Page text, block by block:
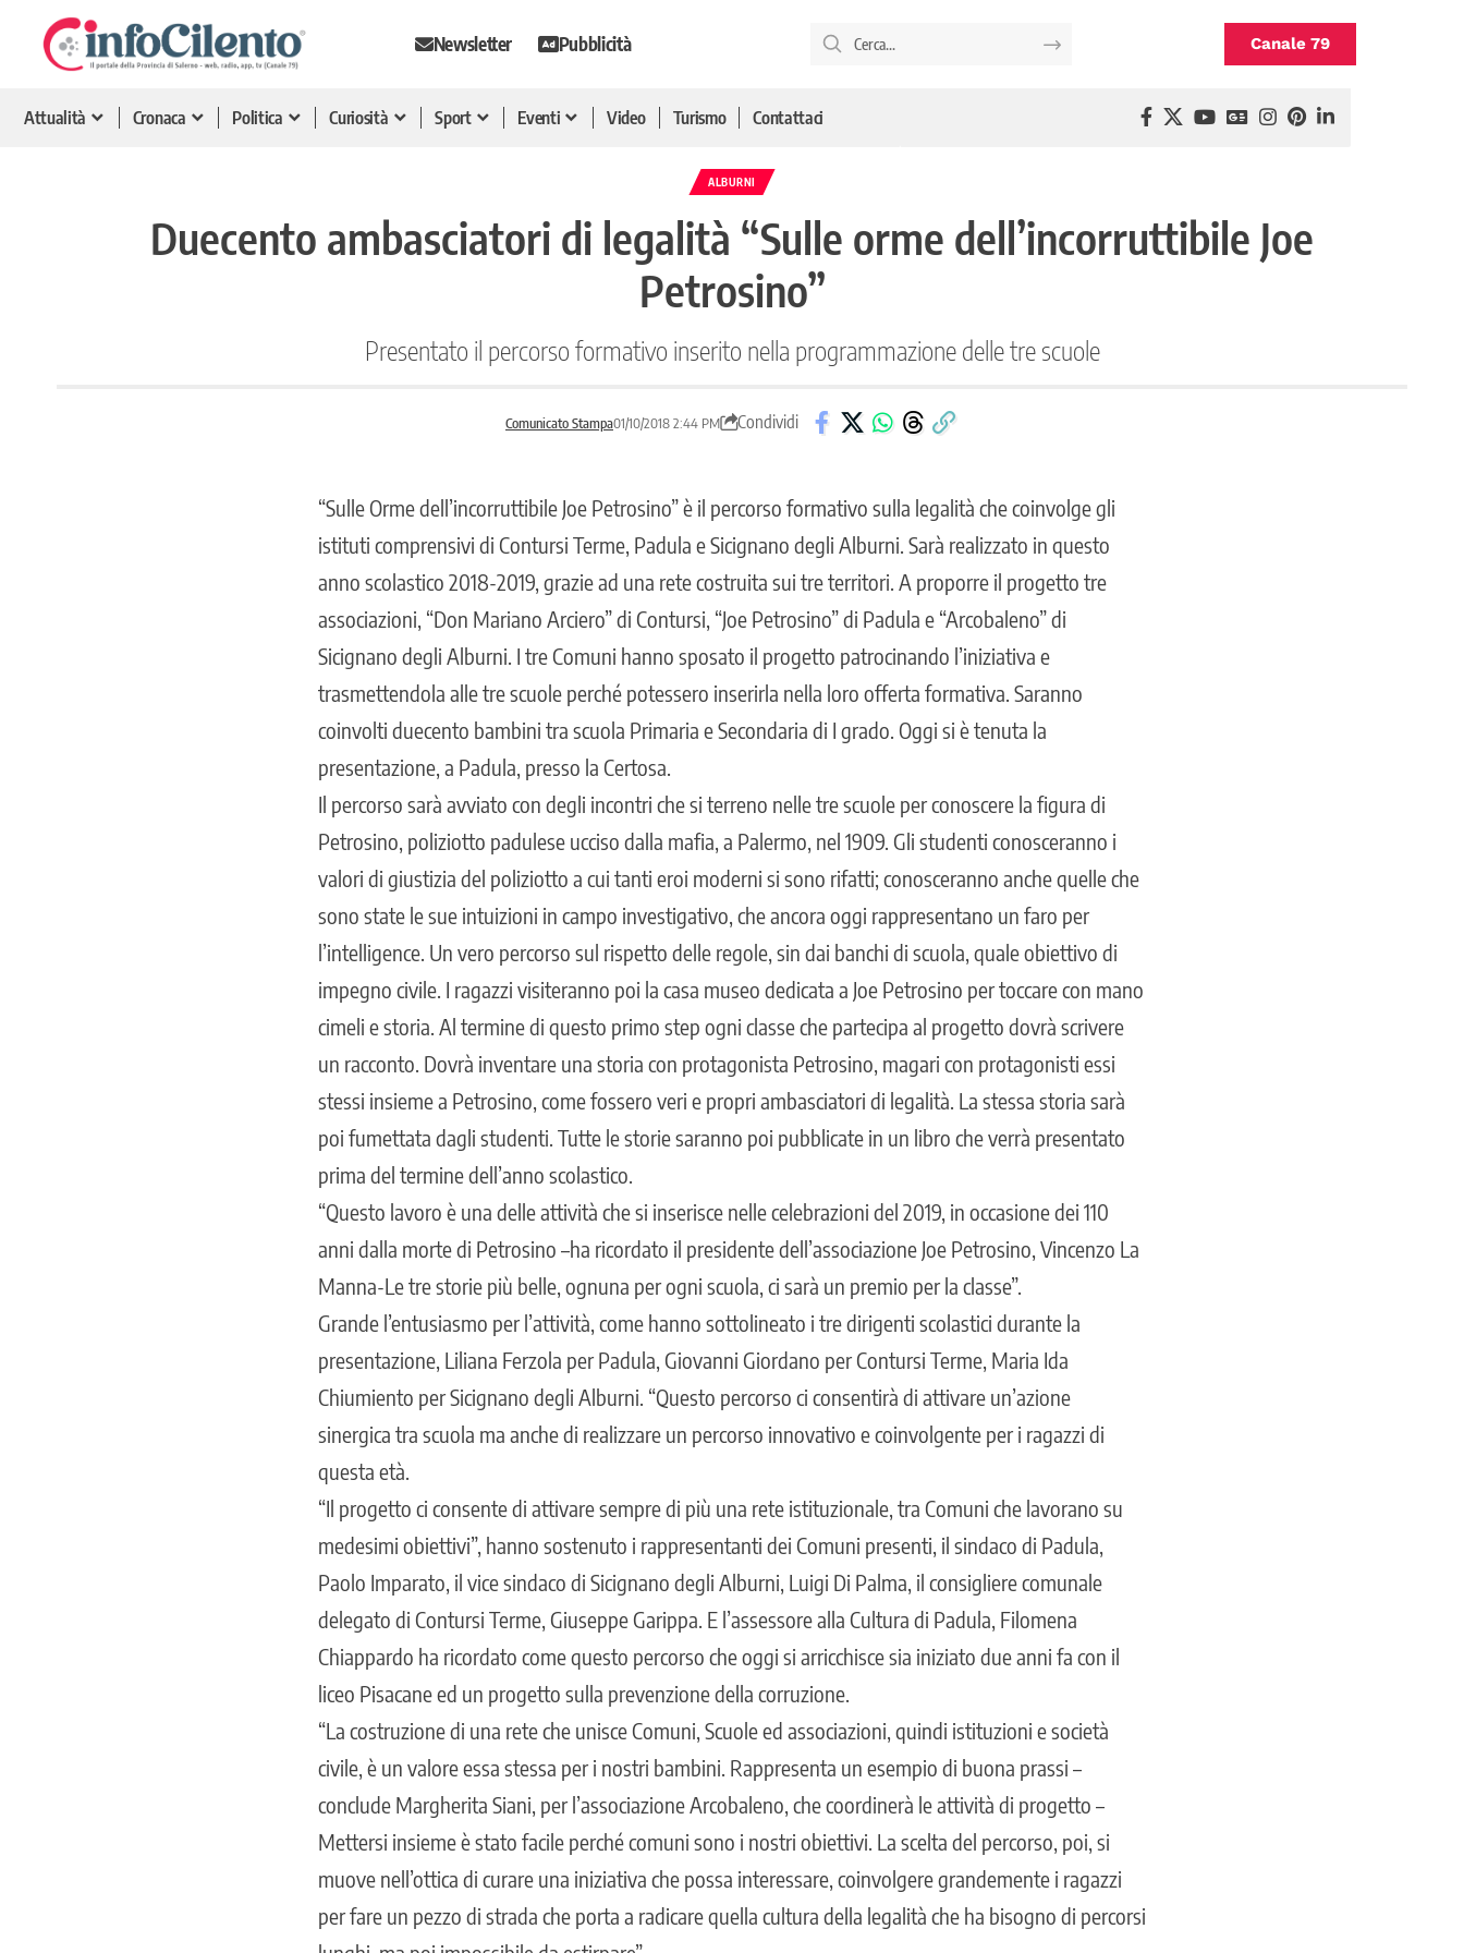
Newsletter Pubblicità Canale 79
Attualità Cronaca Politica Curiosità Sport Eventi Video Turismo Contattaci
ALBURNI
Duecento ambasciatori di legalità “Sulle orme dell’incorruttibile Joe
Petrosino”
Presentato il percorso formativo inserito nella programmazione delle tre scuole
Comunicato Stampa01/10/2018 2:44 PM Condividi
“Sulle Orme dell’incorruttibile Joe Petrosino” è il percorso formativo sulla legalità che coinvolge gli
istituti comprensivi di Contursi Terme, Padula e Sicignano degli Alburni. Sarà realizzato in questo
anno scolastico 2018-2019, grazie ad una rete costruita sui tre territori. A proporre il progetto tre
associazioni, “Don Mariano Arciero” di Contursi, “Joe Petrosino” di Padula e “Arcobaleno” di
Sicignano degli Alburni. I tre Comuni hanno sposato il progetto patrocinando l’iniziativa e
trasmettendola alle tre scuole perché potessero inserirla nella loro offerta formativa. Saranno
coinvolti duecento bambini tra scuola Primaria e Secondaria di I grado. Oggi si è tenuta la
presentazione, a Padula, presso la Certosa.
Il percorso sarà avviato con degli incontri che si terreno nelle tre scuole per conoscere la figura di
Petrosino, poliziotto padulese ucciso dalla mafia, a Palermo, nel 1909. Gli studenti conosceranno i
valori di giustizia del poliziotto a cui tanti eroi moderni si sono rifatti; conosceranno anche quelle che
sono state le sue intuizioni in campo investigativo, che ancora oggi rappresentano un faro per
l’intelligence. Un vero percorso sul rispetto delle regole, sin dai banchi di scuola, quale obiettivo di
impegno civile. I ragazzi visiteranno poi la casa museo dedicata a Joe Petrosino per toccare con mano
cimeli e storia. Al termine di questo primo step ogni classe che partecipa al progetto dovrà scrivere
un racconto. Dovrà inventare una storia con protagonista Petrosino, magari con protagonisti essi
stessi insieme a Petrosino, come fossero veri e propri ambasciatori di legalità. La stessa storia sarà
poi fumettata dagli studenti. Tutte le storie saranno poi pubblicate in un libro che verrà presentato
prima del termine dell’anno scolastico.
“Questo lavoro è una delle attività che si inserisce nelle celebrazioni del 2019, in occasione dei 110
anni dalla morte di Petrosino –ha ricordato il presidente dell’associazione Joe Petrosino, Vincenzo La
Manna-Le tre storie più belle, ognuna per ogni scuola, ci sarà un premio per la classe”.
Grande l’entusiasmo per l’attività, come hanno sottolineato i tre dirigenti scolastici durante la
presentazione, Liliana Ferzola per Padula, Giovanni Giordano per Contursi Terme, Maria Ida
Chiumiento per Sicignano degli Alburni. “Questo percorso ci consentirà di attivare un’azione
sinergica tra scuola ma anche di realizzare un percorso innovativo e coinvolgente per i ragazzi di
questa età.
“Il progetto ci consente di attivare sempre di più una rete istituzionale, tra Comuni che lavorano su
medesimi obiettivi”, hanno sostenuto i rappresentanti dei Comuni presenti, il sindaco di Padula,
Paolo Imparato, il vice sindaco di Sicignano degli Alburni, Luigi Di Palma, il consigliere comunale
delegato di Contursi Terme, Giuseppe Garippa. E l’assessore alla Cultura di Padula, Filomena
Chiappardo ha ricordato come questo percorso che oggi si arricchisce sia iniziato due anni fa con il
liceo Pisacane ed un progetto sulla prevenzione della corruzione.
“La costruzione di una rete che unisce Comuni, Scuole ed associazioni, quindi istituzioni e società
civile, è un valore essa stessa per i nostri bambini. Rappresenta un esempio di buona prassi –
conclude Margherita Siani, per l’associazione Arcobaleno, che coordinerà le attività di progetto –
Mettersi insieme è stato facile perché comuni sono i nostri obiettivi. La scelta del percorso, poi, si
muove nell’ottica di curare una iniziativa che possa interessare, coinvolgere grandemente i ragazzi
per fare un pezzo di strada che porta a radicare quella cultura della legalità che ha bisogno di percorsi